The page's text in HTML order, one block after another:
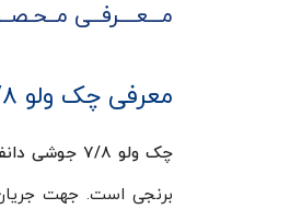
مـــعــــرفــی
معرفی چک ولو ۷/۸ جوشی دانفوس سری NRV19s
چک ولو ۷/۸ جوشی دانفوس سری NRV19s
برنجی است. جهت